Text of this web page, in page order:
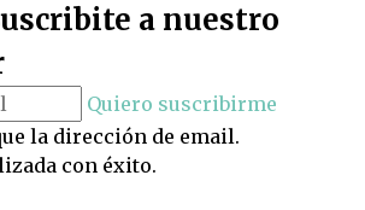
a nuestro
Quiero suscribirme
la dirección de email.
con éxito.